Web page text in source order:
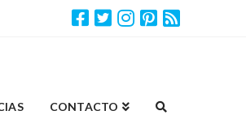
CONTACTO